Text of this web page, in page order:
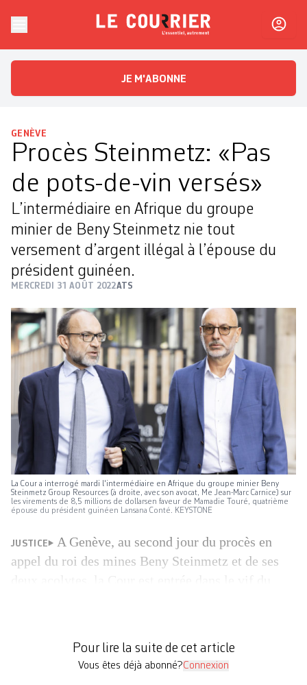
Le CourrierL'essentiel, autrement
JE M'ABONNE
GENÈVE
Procès Steinmetz: «Pas
de pots-de-vin versés»
L’intermédiaire en Afrique du groupe
minier de Beny Steinmetz nie tout
versement d’argent illégal à l’épouse du
président guinéen.
MERCREDI 31 AOÛT 2022ATS
La Cour a interrogé mardi l'intermédiaire en Afrique du groupe minier Beny
Steinmetz Group Resources (à droite, avec son avocat, Me Jean-Marc Carnice) sur
les virements de 8,5 millions de dollarsen faveur de Mamadie Touré, quatrième
épouse du président guinéen Lansana Conté. KEYSTONE
JUSTICE
A Genève, au second jour du procès en
appel du roi des mines Beny Steinmetz et de ses
d’obtenir les droits sur des […]
Pour lire la suite de cet article
Vous êtes déjà abonné?Connexion